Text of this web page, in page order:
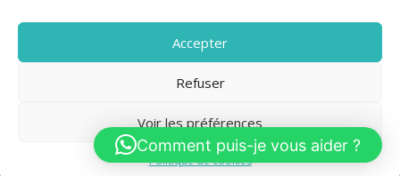
Accepter
Refuser
Voir les préférences
Politique de cookies
2020-2023 Riviera Immo - Tous Droits réservés -Mentions Légales
Comment puis-je vous aider ?